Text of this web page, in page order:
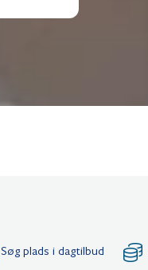
Søg plads i dagtilbud